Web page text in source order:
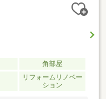
角部屋
リフォームリノベー
ション